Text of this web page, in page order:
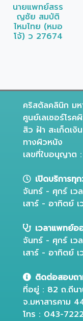
นายแพทย์สรร
ญชัย สมบัติ
ไหมไทย (หมอ
โจ้) ว 27674
คริสตัลคลินิก มห
ศูนย์เลเซอร์โร
สิว ฝ้า สะเก็ดเ
ทางผิวหนัง
เลขที่ใบอนุญาต
เปิดบริการทุ
จันทร์ - ศุกร์ เ
เสาร์ - อาทิตย์
เวลาแพทย์อ
จันทร์ - ศุกร์ เ
เสาร์ - อาทิตย์
ติดต่อสอบถ
ที่อยู่ : 82 ถ.ถีน
จ.มหาสารคาม
โทร : 043-